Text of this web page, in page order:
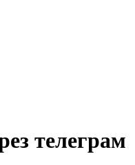
телеграм